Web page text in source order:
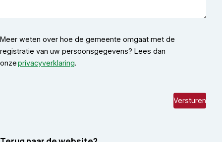
Meer weten over hoe de gemeente omgaat met de
registratie van uw persoonsgegevens? Lees dan
onzeprivacyverklaring.